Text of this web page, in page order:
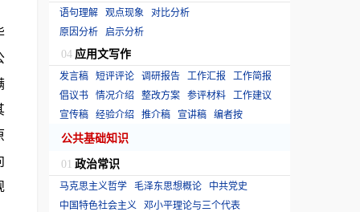
语句理解 观点现象 对比分析
原因分析 启示分析
04 应用文写作
发言稿 短评评论 调研报告 工作汇报
工作简报
倡议书 情况介绍 整改方案 参评材料 工作建议
宣传稿 经验介绍 推介稿 宣讲稿 编者按
公共基础知识
01 政治常识
马克思主义哲学 毛泽东思想概论 中共党史
中国特色社会主义 邓小平理论与三个代表